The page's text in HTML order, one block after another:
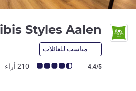
ibis Styles Aalen
مناسب للعائلات
ملاحظة أراء العملاء (رأي ALL)
4.4/5 210 أراء